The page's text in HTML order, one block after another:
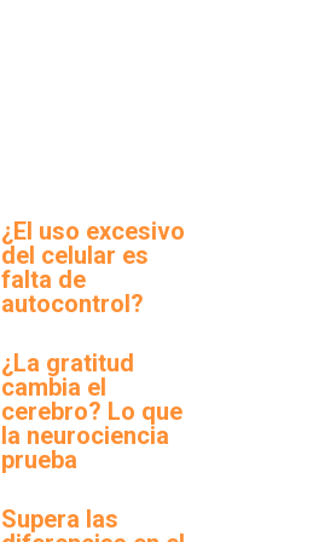
¿El uso excesivo
del celular es
falta de
autocontrol?
¿La gratitud
cambia el
cerebro? Lo que
la neurociencia
prueba
Supera las